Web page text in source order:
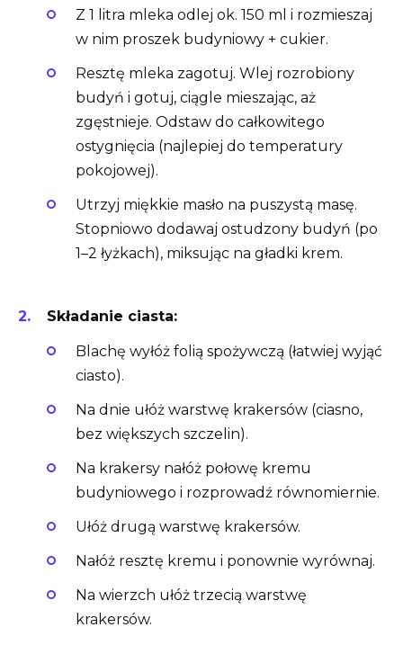
Z 1 litra mleka odlej ok. 150 ml i rozmieszaj
w nim proszek budyniowy + cukier.
Resztę mleka zagotuj. Wlej rozrobiony
budyń i gotuj, ciągle mieszając, aż
zgęstnieje. Odstaw do całkowitego
ostygnięcia (najlepiej do temperatury
pokojowej).
Utrzyj miękkie masło na puszystą masę.
Stopniowo dodawaj ostudzony budyń (po
1–2 łyżkach), miksując na gładki krem.
Składanie ciasta:
Blachę wyłóż folią spożywczą (łatwiej wyjąć
ciasto).
Na dnie ułóż warstwę krakersów (ciasno,
bez większych szczelin).
Na krakersy nałóż połowę kremu
budyniowego i rozprowadź równomiernie.
Ułóż drugą warstwę krakersów.
Nałóż resztę kremu i ponownie wyrównaj.
Na wierzch ułóż trzecią warstwę
krakersów.